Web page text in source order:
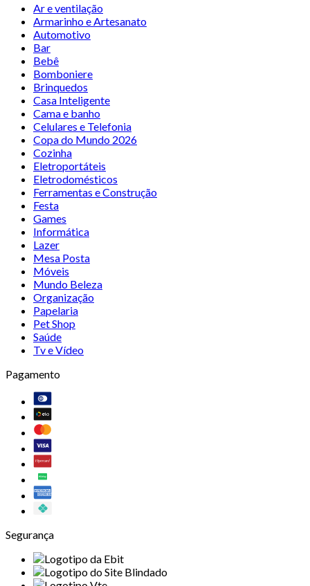
Ar e ventilação
Armarinho e Artesanato
Automotivo
Bar
Bebê
Bomboniere
Brinquedos
Casa Inteligente
Cama e banho
Celulares e Telefonia
Copa do Mundo 2026
Cozinha
Eletroportáteis
Eletrodomésticos
Ferramentas e Construção
Festa
Games
Informática
Lazer
Mesa Posta
Móveis
Mundo Beleza
Organização
Papelaria
Pet Shop
Saúde
Tv e Vídeo
Pagamento
Segurança